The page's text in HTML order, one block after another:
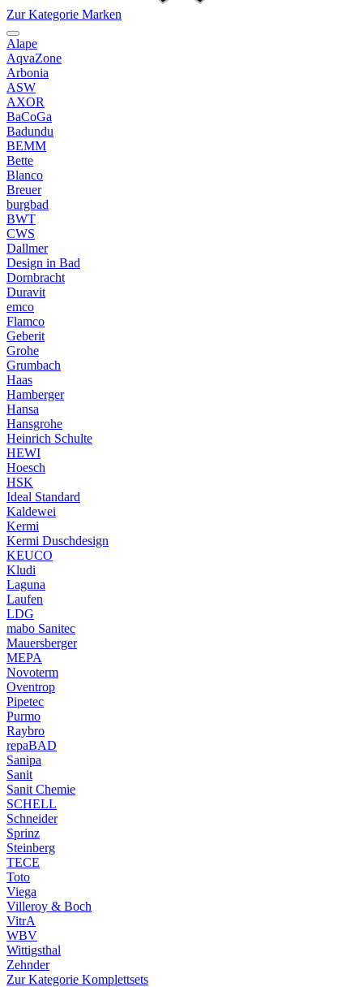
Zur Kategorie Marken
Alape
AqvaZone
Arbonia
ASW
AXOR
BaCoGa
Badundu
BEMM
Bette
Blanco
Breuer
burgbad
BWT
CWS
Dallmer
Design in Bad
Dornbracht
Duravit
emco
Flamco
Geberit
Grohe
Grumbach
Haas
Hamberger
Hansa
Hansgrohe
Heinrich Schulte
HEWI
Hoesch
HSK
Ideal Standard
Kaldewei
Kermi
Kermi Duschdesign
KEUCO
Kludi
Laguna
Laufen
LDG
mabo Sanitec
Mauersberger
MEPA
Novoterm
Oventrop
Pipetec
Purmo
Raybro
repaBAD
Sanipa
Sanit
Sanit Chemie
SCHELL
Schneider
Sprinz
Steinberg
TECE
Toto
Viega
Villeroy & Boch
VitrA
WBV
Wittigsthal
Zehnder
Zur Kategorie Komplettsets